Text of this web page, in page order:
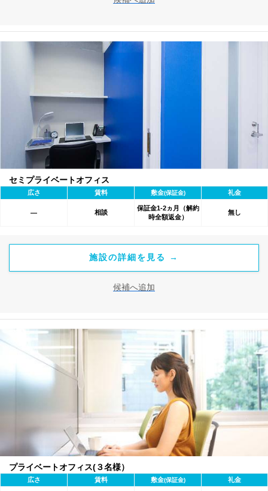
セミプライベートオフィス
広さ 賃料 敷金(保証金) 礼金
― 相談
保証金1-2ヵ月（解約
時全額返金）
無し
施設の詳細を見る →
候補へ追加
プライベートオフィス(３名様）
広さ 賃料 敷金(保証金) 礼金